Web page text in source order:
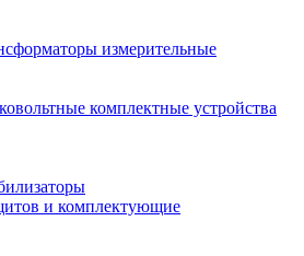
измерительные
комплектные устройства
и комплектующие